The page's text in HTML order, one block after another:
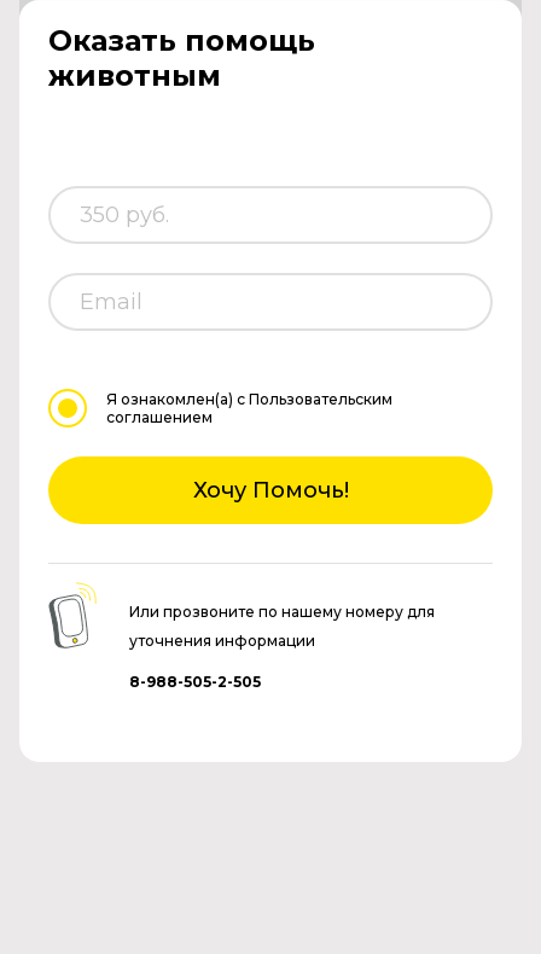
Оказать помощь
животным
Я ознакомлен(а) с Пользовательским
соглашением
Хочу Помочь!
Или прозвоните по нашему номеру для
уточнения информации
8-988-505-2-505